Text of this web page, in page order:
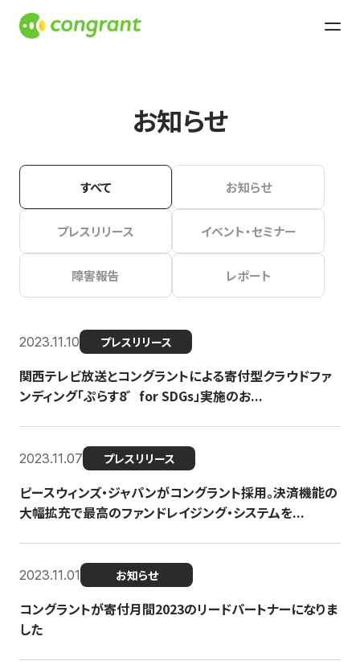
お知らせ
すべて お知らせ
プレスリリース イベント・セミナー
障害報告 レポート
2023.11.10 プレスリリース
関西テレビ放送とコングラントによる寄付型クラウドファ
ンディング「ぷらす8゛for SDGs」実施のお...
2023.11.07 プレスリリース
ピースウィンズ・ジャパンがコングラント採用。決済機能の
大幅拡充で最高のファンドレイジング・システムを...
2023.11.01 お知らせ
コングラントが寄付月間2023のリードパートナーになりま
した